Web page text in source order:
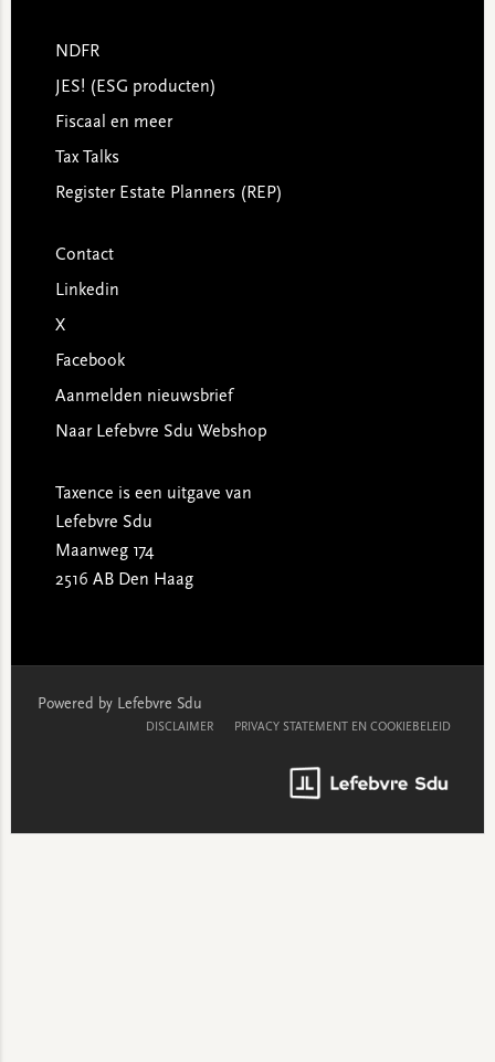
NDFR
JES! (ESG producten)
Fiscaal en meer
Tax Talks
Register Estate Planners (REP)
Contact
Linkedin
X
Facebook
Aanmelden nieuwsbrief
Naar Lefebvre Sdu Webshop
Taxence is een uitgave van
Lefebvre Sdu
Maanweg 174
2516 AB Den Haag
Powered by Lefebvre Sdu
DISCLAIMER PRIVACY STATEMENT EN COOKIEBELEID